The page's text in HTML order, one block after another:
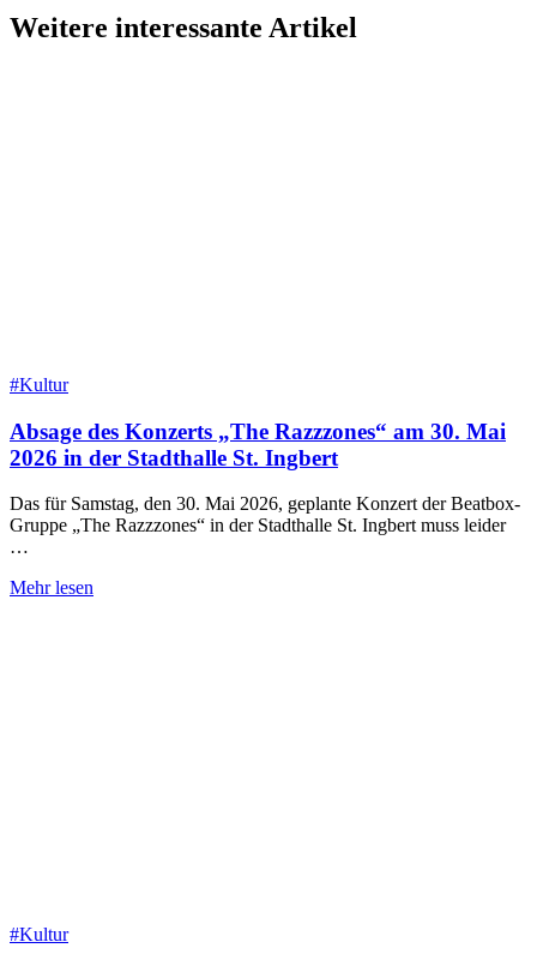
Weitere interessante Artikel
#Kultur
Absage des Konzerts „The Razzzones“ am 30. Mai
2026 in der Stadthalle St. Ingbert
Das für Samstag, den 30. Mai 2026, geplante Konzert der Beatbox-
Gruppe „The Razzzones“ in der Stadthalle St. Ingbert muss leider
…
Mehr lesen
#Kultur